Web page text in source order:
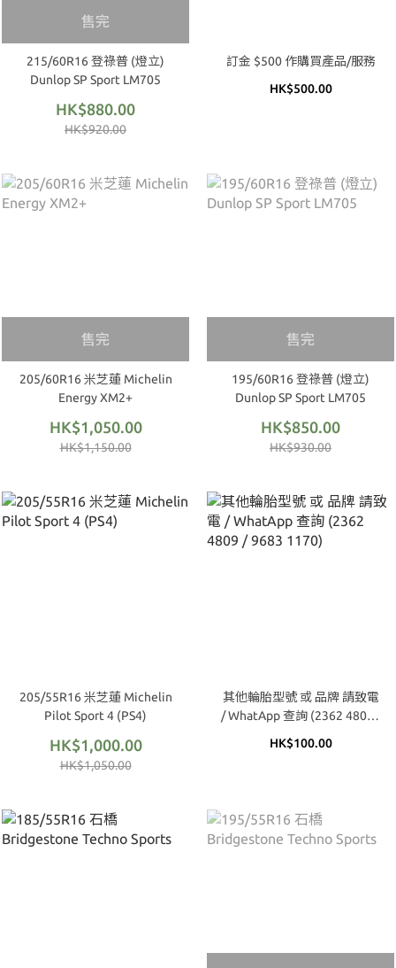
售完
215/60R16 登祿普 (燈立)
Dunlop SP Sport LM705
HK$880.00
HK$920.00
訂金 $500 作購買產品/服務
HK$500.00
售完
205/60R16 米芝蓮 Michelin
Energy XM2+
HK$1,050.00
HK$1,150.00
售完
195/60R16 登祿普 (燈立)
Dunlop SP Sport LM705
HK$850.00
HK$930.00
205/55R16 米芝蓮 Michelin
Pilot Sport 4 (PS4)
HK$1,000.00
HK$1,050.00
其他輪胎型號 或 品牌 請致電
/ WhatApp 查詢 (2362 4809 /
HK$100.00